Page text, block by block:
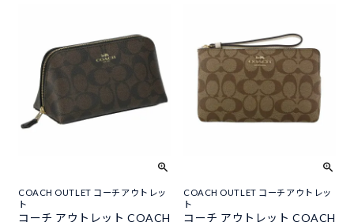
COACH OUTLET コーチアウトレッ
ト
コーチ アウトレット COACH
COACH OUTLET コーチアウトレッ
ト
コーチ アウトレット COACH